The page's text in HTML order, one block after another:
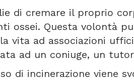
di cremare il proprio
ossei. Questa volontà
vita ad associazioni
ad un coniuge, un
di incinerazione viene